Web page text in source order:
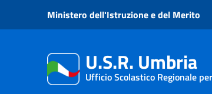
Vai ai contenuti
Vai al menu di navigazione
Ministero dell'Istruzione e del Merito
U.S.R. Umbria
Ufficio Scolastico Regionale